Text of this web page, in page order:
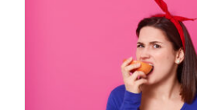
Tri razloga zbog kojih nikad ne